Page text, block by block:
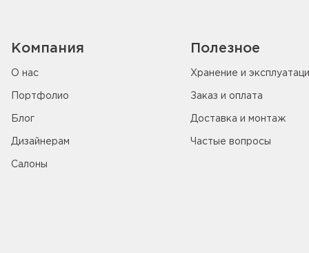
Компания
О нас
Портфолио
Блог
Дизайнерам
Салоны
Полезное
Хранение и
Заказ и оплата
Доставка и монтаж
Частые вопросы